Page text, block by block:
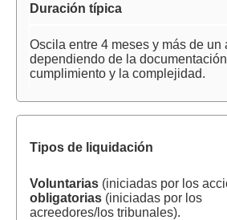
Duración típica
Oscila entre 4 meses y más de un
dependiendo de la
cumplimiento y la complejidad.
Tipos de liquidación
Voluntarias (iniciadas por los
obligatorias (iniciadas por los
acreedores/los tribunales).